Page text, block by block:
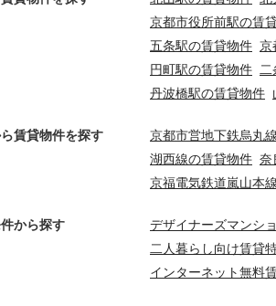
京都市役所前駅の賃
五条駅の賃貸物件 京
円町駅の賃貸物件
丹波橋駅の賃貸物件
賃貸物件を探す
京都市営地下鉄烏丸
湖西線の賃貸物件 奈
京福電気鉄道嵐山本
から探す
デザイナーズマンシ
二人暮らし向け賃貸
インターネット無料